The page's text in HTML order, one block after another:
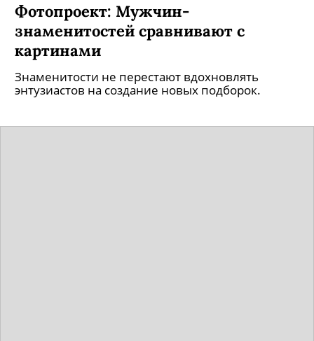
Фотопроект: Мужчин-
знаменитостей сравнивают с
картинами
Знаменитости не перестают вдохновлять
энтузиастов на создание новых подборок.